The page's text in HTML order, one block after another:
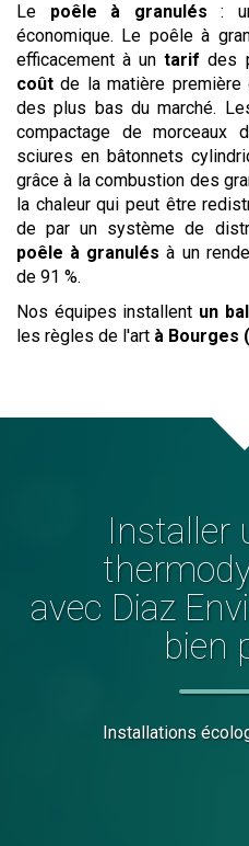
Le poêle à granulés :
économique. Le poêle à
efficacement à untarif des
coût de la matière
des plus bas du marché.
compactage de
sciures en bâtonnets
grâce à la combustion des
la chaleur qui peut être
de par un système de
poêle à granulés à un
de 91 %.
Nos équipes installent un
les règles de l'art à Bourges
Installer
avec Diaz
bien
Installations